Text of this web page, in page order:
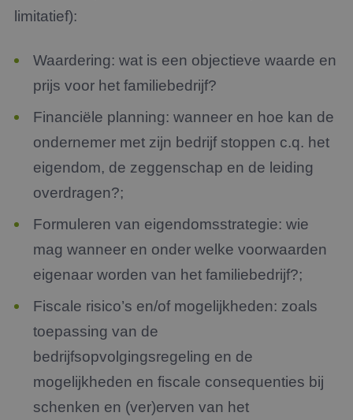
limitatief):
Waardering: wat is een objectieve waarde en
prijs voor het familiebedrijf?
Financiële planning: wanneer en hoe kan de
ondernemer met zijn bedrijf stoppen c.q. het
eigendom, de zeggenschap en de leiding
overdragen?;
Formuleren van eigendomsstrategie: wie
mag wanneer en onder welke voorwaarden
eigenaar worden van het familiebedrijf?;
Fiscale risico’s en/of mogelijkheden: zoals
toepassing van de
bedrijfsopvolgingsregeling en de
mogelijkheden en fiscale consequenties bij
schenken en (ver)erven van het